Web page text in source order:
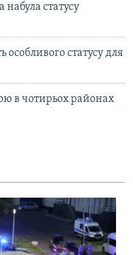
набула статусу
статусу для
в чотирьох районах